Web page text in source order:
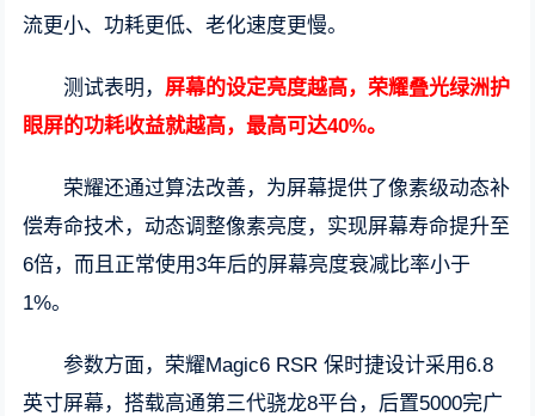
流更小、功耗更低、老化速度更慢。
测试表明， 屏幕的设定亮度越高，荣耀叠光绿洲护
眼屏的功耗收益就越高，最高可达40%。
荣耀还通过算法改善，为屏幕提供了像素级动态补
偿寿命技术，动态调整像素亮度，实现屏幕寿命提升至
6倍，而且正常使用3年后的屏幕亮度衰减比率小于
1%。
参数方面，荣耀Magic6 RSR 保时捷设计采用6.8
英寸屏幕，搭载高通第三代骁龙8平台，后置5000完广